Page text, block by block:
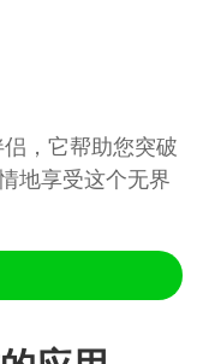
，它帮助您突破
地享受这个无界